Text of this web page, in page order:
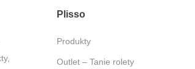
Plisso
Produkty
Outlet – Tanie rolety